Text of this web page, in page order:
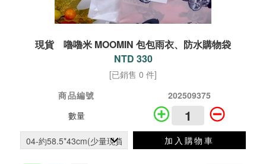
現貨 嚕嚕米 MOOMIN 包包雨衣、防水購物袋
NTD 330
[已銷售 0 件]
商品編號
202509375
數量
加入購物車